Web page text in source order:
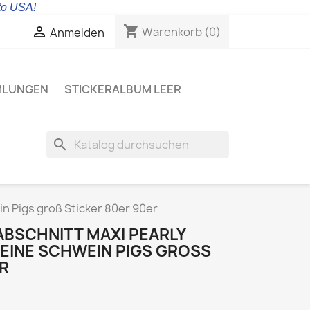
USA!
 Anmelden shopping_cart Warenkorb (0)
STICKERALBUM LEER
search
Pigs groß Sticker 80er 90er
MAXI PEARLY
SCHWEIN PIGS GROSS S